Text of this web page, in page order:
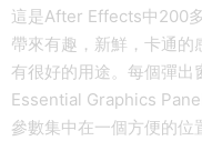
這是After Effects中200
帶來有趣，新鮮，卡通
有很好的用途。每個彈出
Essential Graphics
參數集中在一個方便的位